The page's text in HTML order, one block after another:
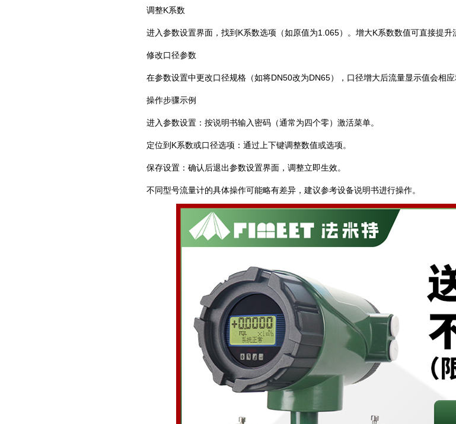
调整K系数
进入参数设置界面，找到K系数选项（如原值为1.065）。增大K系数数值可直接提升
修改口径参数
在参数设置中更改口径规格（如将DN50改为DN65），口径增大后流量显示值会相应
操作步骤示例
‌进入参数设置‌：按说明书输入密码（通常为四个零）激活菜单。
‌定位到K系数或口径选项‌：通过上下键调整数值或选项。
‌保存设置‌：确认后退出参数设置界面，调整立即生效。
不同型号流量计的具体操作可能略有差异，建议参考设备说明书进行操作。